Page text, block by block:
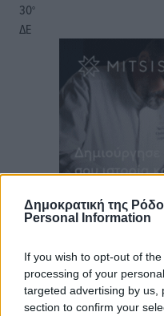
Δημοκρατική της
Personal Information
If you wish to opt-out of
processing of your
targeted advertising by us,
section to confirm your
30°
ΔΕ